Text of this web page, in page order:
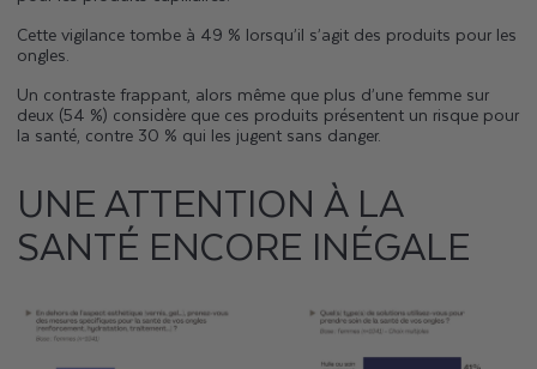
Cette vigilance tombe à 49 % lorsqu’il s’agit des produits pour les
ongles.
Un contraste frappant, alors même que plus d’une femme sur
deux (54 %) considère que ces produits présentent un risque pour
la santé, contre 30 % qui les jugent sans danger.
UNE ATTENTION À LA
SANTÉ ENCORE INÉGALE